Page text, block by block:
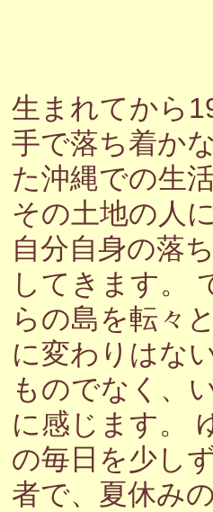
生まれてから
手で落ち着か
た沖縄での生
その土地の人
自分自身の落
してきます。
らの島を転々
に変わりはな
ものでなく、
に感じます。
の毎日を少し
者で、夏休み